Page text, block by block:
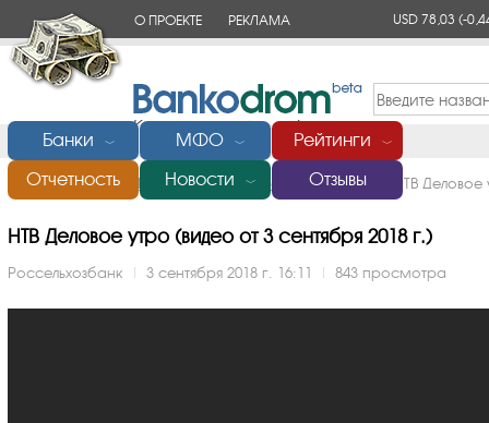
О ПРОЕКТЕ РЕКЛАМА USD 78,03(-
Банки ﹀ МФО ﹀ Рейтинги ﹀
Отчетность Новости ﹀ Отзывы
Главная/Банки России/Россельхозбанк/Видео НТВ Деловое
НТВ Деловое утро (видео от 3 сентября 2018 г.)
Россельхозбанк | 3 сентября 2018 г. 16:11 | 843 просмотра